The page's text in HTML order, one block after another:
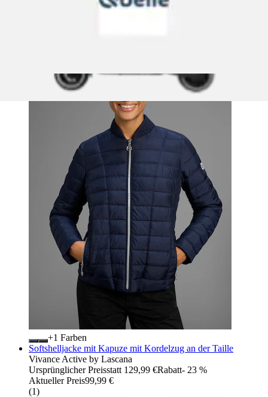
UVP 79,99 €
+
Farben
Softshelljacke mit Kapuze mit Kordelzug an der Taille
Vivance Active by Lascana
Ursprünglicher Preisstatt 129,99 €Rabatt- 23 %
Aktueller Preis99,99 €
(1)